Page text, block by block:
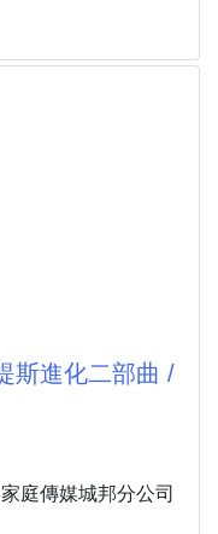
斯進化二部曲 /
庭傳媒城邦分公司